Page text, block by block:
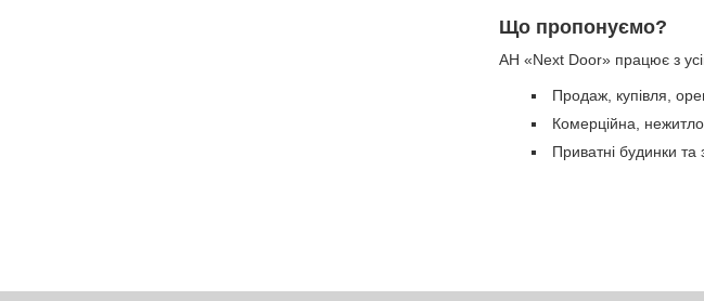
Що пропонуємо?
АН «Next Door» працює з
Продаж, купівля,
Комерційна,
Приватні будинки та